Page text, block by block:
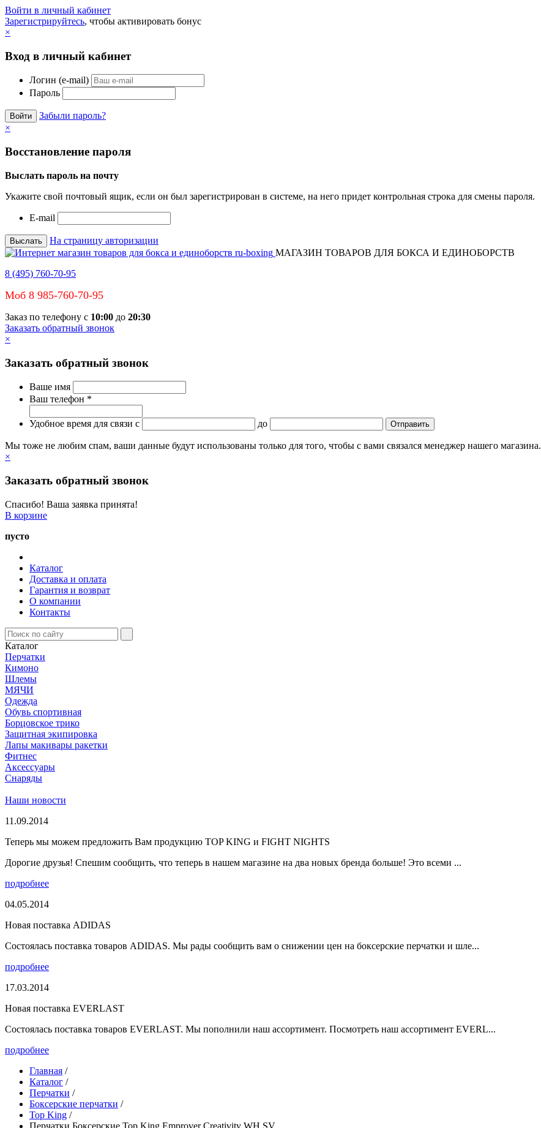
Войти в личный кабинет
Зарегистрируйтесь, чтобы активировать бонус
×
Вход в личный кабинет
Логин (e-mail)
Пароль
Забыли пароль?
×
Восстановление пароля
Выслать пароль на почту
Укажите свой почтовый ящик, если он был зарегистрирован в системе, на него придет контрольная строка для смены пароля.
E-mail
На страницу авторизации
МАГАЗИН ТОВАРОВ ДЛЯ БОКСА И ЕДИНОБОРСТВ
8 (495) 760-70-95
Моб 8 985-760-70-95
Заказ по телефону с 10:00 до 20:30
Заказать обратный звонок
×
Заказать обратный звонок
Ваше имя
Ваш телефон *
Удобное время для связи c до
Мы тоже не любим спам, ваши данные будут использованы только для того, чтобы с вами связался менеджер нашего магазина.
×
Заказать обратный звонок
Спасибо! Ваша заявка принята!
В корзине
пусто
Каталог
Доставка и оплата
Гарантия и возврат
О компании
Контакты
Каталог
Перчатки
Кимоно
Шлемы
МЯЧИ
Одежда
Обувь спортивная
Борцовское трико
Защитная экипировка
Лапы макивары ракетки
Фитнес
Аксессуары
Снаряды
Наши новости
11.09.2014
Теперь мы можем предложить Вам продукцию TOP KING и FIGHT NIGHTS
Дорогие друзья! Спешим сообщить, что теперь в нашем магазине на два новых бренда больше! Это всеми ...
подробнее
04.05.2014
Новая поставка ADIDAS
Состоялась поставка товаров ADIDAS. Мы рады сообщить вам о снижении цен на боксерские перчатки и шле...
подробнее
17.03.2014
Новая поставка EVERLAST
Состоялась поставка товаров EVERLAST. Мы пополнили наш ассортимент. Посмотреть наш ассортимент EVERL...
подробнее
Главная /
Каталог /
Перчатки /
Боксерские перчатки /
Top King /
Перчатки Боксерские Top King Emprover Creativity WH SV